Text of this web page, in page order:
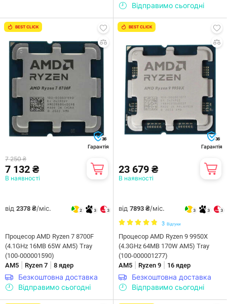
Відправимо сьогодні
BEST CLICK
36
Гарантія
7 250 ₴
7 132 ₴
В наявності
від 2378 ₴/міс. 2 3 3
Процесор AMD Ryzen 7 8700F
(4.1GHz 16MB 65W AM5) Tray
(100-000001590)
AM5
Ryzen 7 8 ядер
Безкоштовна доставка
Відправимо сьогодні
BEST CLICK
36
Гарантія
23 679 ₴
В наявності
від 7893 ₴/міс. 3 3 3
3 Відгуки
Процесор AMD Ryzen 9 9950X
(4.3GHz 64MB 170W AM5) Tray
(100-000001277)
AM5
Ryzen 9 16 ядер
Безкоштовна доставка
Відправимо сьогодні